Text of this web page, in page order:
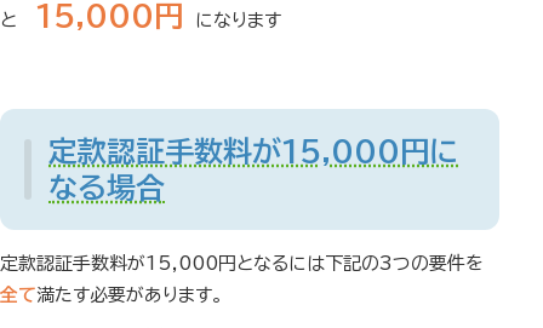
と 15,000円 になります
定款認証手数料が15,000円に
なる場合
定款認証手数料が15,000円となるには下記の3つの要件を
全て満たす必要があります。